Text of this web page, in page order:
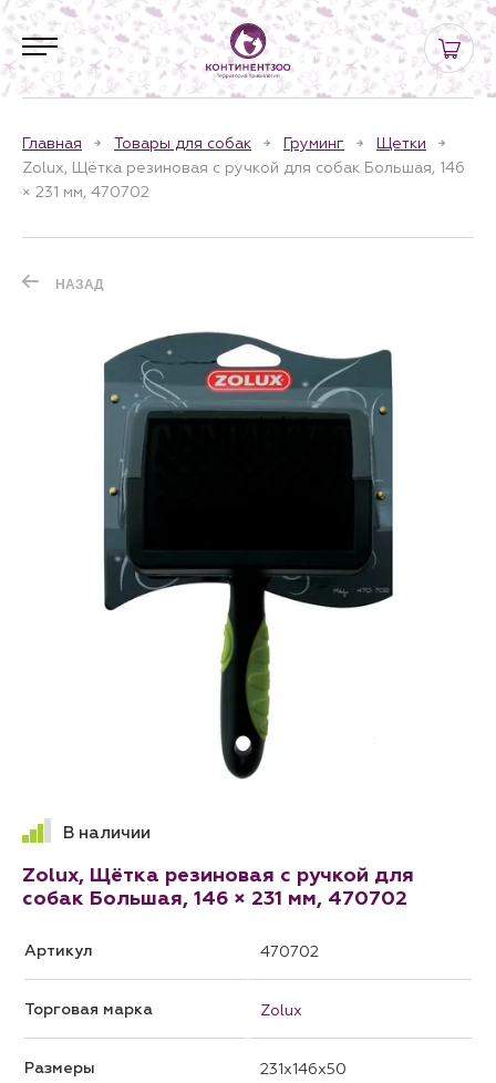
Главная Товары для собак Груминг
Щетки
Zolux, Щётка резиновая с ручкой для собак Большая, 146
× 231 мм, 470702
НАЗАД
В наличии
Zolux, Щётка резиновая с ручкой для
собак Большая, 146 × 231 мм, 470702
Артикул 470702
Торговая марка Zolux
Размеры 231x146x50